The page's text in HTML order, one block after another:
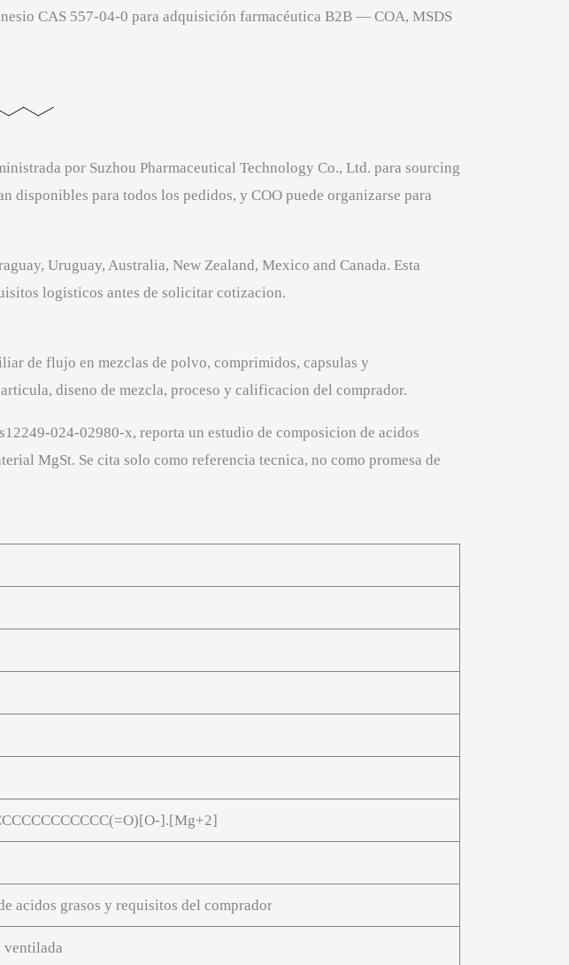
CAS 557-04-0 para adquisición farmacéutica B2B — COA, MSDS
por Suzhou Pharmaceutical Technology Co., Ltd. para sourcing
disponibles para todos los pedidos, y COO puede organizarse para
Uruguay, Australia, New Zealand, Mexico and Canada. Esta
logisticos antes de solicitar cotizacion.
de flujo en mezclas de polvo, comprimidos, capsulas y
diseno de mezcla, proceso y calificacion del comprador.
024-02980-x, reporta un estudio de composicion de acidos
MgSt. Se cita solo como referencia tecnica, no como promesa de
].[Mg+2]
acidos grasos y requisitos del comprador
ventilada